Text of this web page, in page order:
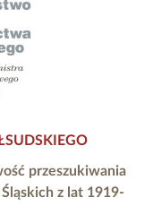
przeszukiwania
z lat 1919-